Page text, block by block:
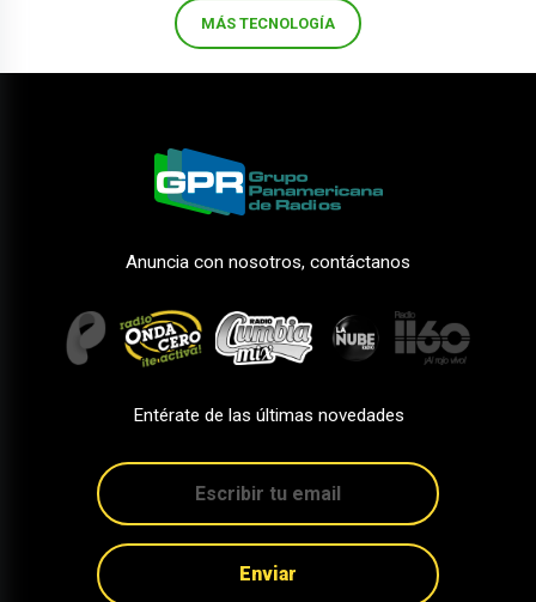
MÁS TECNOLOGÍA
Anuncia con nosotros, contáctanos
Entérate de las últimas novedades
Enviar